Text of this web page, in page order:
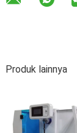
Produk lainnya